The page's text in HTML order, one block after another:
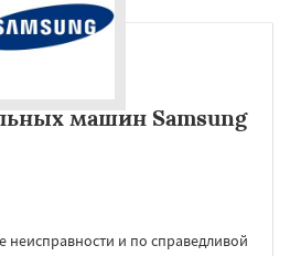
машин Samsung
неисправности и по справедливой